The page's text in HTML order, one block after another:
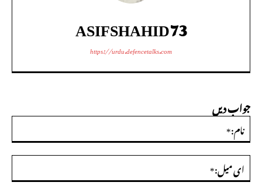
ASIFSHAHID73
https://urdu.defencetalks.com
جواب دیں
ای